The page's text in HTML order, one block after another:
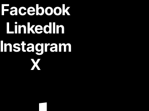
Facebook
LinkedIn
Instagram
X